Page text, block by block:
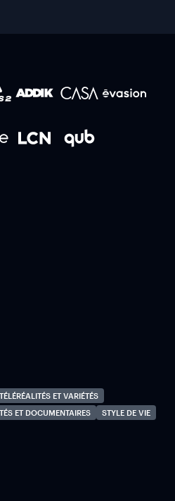
TÉLÉRÉALITÉS ET VARIÉTÉS
ET DOCUMENTAIRES
STYLE DE VIE